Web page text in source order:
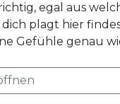
egal aus
plagt hier
Gefühle genau